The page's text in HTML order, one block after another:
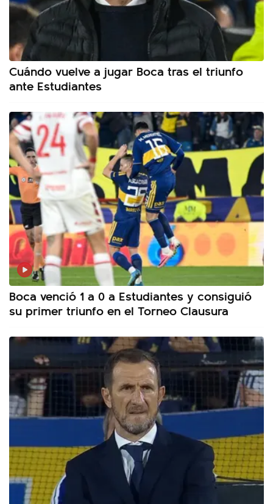
Cuándo vuelve a jugar Boca tras el triunfo
ante Estudiantes
Boca venció 1 a 0 a Estudiantes y consiguió
su primer triunfo en el Torneo Clausura